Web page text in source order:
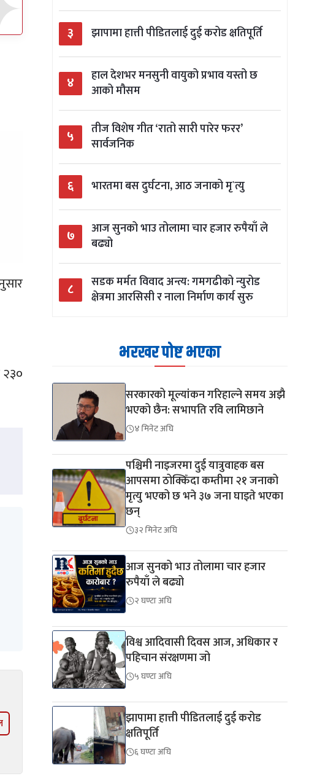
३ झापामा हात्ती पीडितलाई दुई करोड क्षतिपूर्ति
४
हाल देशभर मनसुनी वायुको प्रभाव यस्तो छ
आको मौसम
५
तीज विशेष गीत ‘रातो सारी पारेर फरर’
सार्वजनिक
६ भारतमा बस दुर्घटना, आठ जनाको मृ`त्यु
७
आज सुनको भाउ तोलामा चार हजार रुपैयाँ ले
बढ्यो
८
सडक मर्मत विवाद अन्त्य: गमगढीको न्युरोड
क्षेत्रमा आरसिसी र नाला निर्माण कार्य सुरु
भरखर पोष्ट भएका
सरकारको मूल्यांकन गरिहाल्ने समय अझै
भएको छैन: सभापति रवि लामिछाने
४ मिनेट अघि
पश्चिमी नाइजरमा दुई यात्रुवाहक बस
आपसमा ठोक्किँदा कम्तीमा २१ जनाको
मृत्यु भएको छ भने ३७ जना घाइते भएका
छन्
३२ मिनेट अघि
आज सुनको भाउ तोलामा चार हजार
रुपैयाँ ले बढ्यो
२ घण्टा अघि
विश्व आदिवासी दिवस आज, अधिकार र
पहिचान संरक्षणमा जो
५ घण्टा अघि
झापामा हात्ती पीडितलाई दुई करोड
क्षतिपूर्ति
६ घण्टा अघि